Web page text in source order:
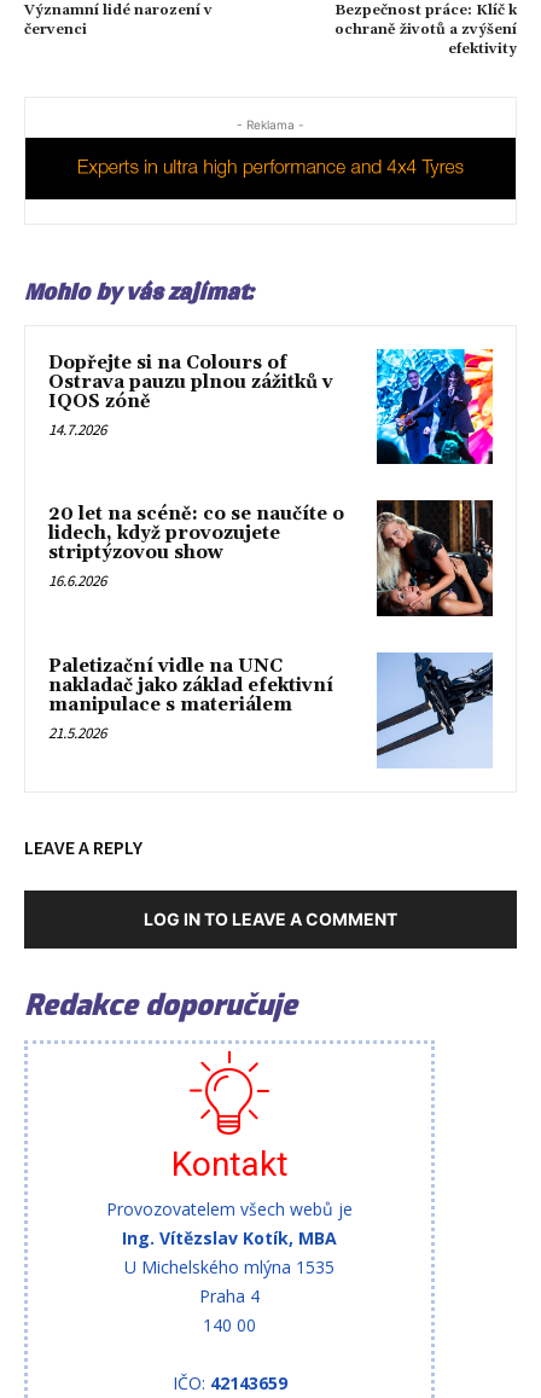
Významní lidé narození v
červenci
Bezpečnost práce: Klíč k
ochraně životů a zvýšení
efektivity
- Reklama -
Mohlo by vás zajímat:
Dopřejte si na Colours of
Ostrava pauzu plnou zážitků v
IQOS zóně
14.7.2026
20 let na scéně: co se naučíte o
lidech, když provozujete
striptýzovou show
16.6.2026
Paletizační vidle na UNC
nakladač jako základ efektivní
manipulace s materiálem
21.5.2026
LEAVE A REPLY
LOG IN TO LEAVE A COMMENT
Redakce doporučuje
Kontakt
Provozovatelem všech webů je
Ing. Vítězslav Kotík, MBA
U Michelského mlýna 1535
Praha 4
140 00
IČO: 42143659